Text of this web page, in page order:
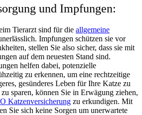
und Impfungen:
Tierarzt sind für die allgemeine
Impfungen schützen sie vor
stellen Sie also sicher, dass sie mit
auf dem neuesten Stand sind.
helfen dabei, potenzielle
zu erkennen, um eine rechtzeitige
gesünderes Leben für Ihre Katze zu
sparen, können Sie in Erwägung ziehen,
Katzenversicherung zu erkundigen. Mit
Sie sich keine Sorgen um unerwartete